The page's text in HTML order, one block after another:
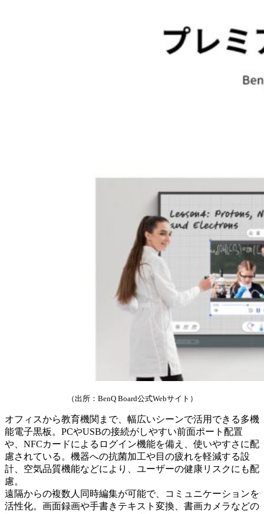
（出所：BenQ Board公式Webサイト）
オフィスから教育機関まで、幅広いシーンで活用できる多機
能電子黒板。PCやUSBの接続がしやすい前面ポート配置
や、NFCカードによるログイン機能を備え、使いやすさに配
慮されている。機器への抗菌加工や目の疲れを軽減する設
計、空気品質機能などにより、ユーザーの健康リスクにも配
慮。
遠隔からの複数人同時編集が可能で、コミュニケーションを
活性化。画面録画や手書きテキスト変換、書画カメラなどの